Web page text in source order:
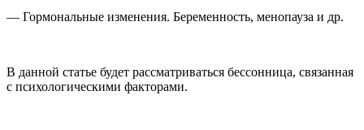
— Гормональные изменения. Беременность, менопауза и др.
В данной статье будет рассматриваться бессонница, связанная
с психологическими факторами.